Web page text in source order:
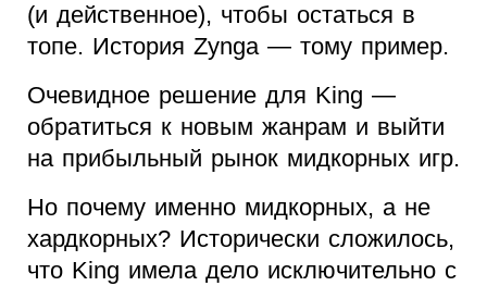
(и действенное), чтобы остаться в
топе. История Zynga — тому пример.
Очевидное решение для King —
обратиться к новым жанрам и выйти
на прибыльный рынок мидкорных игр.
Но почему именно мидкорных, а не
хардкорных? Исторически сложилось,
что King имела дело исключительно с